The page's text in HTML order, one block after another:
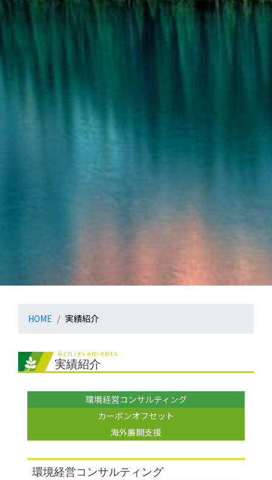
HOME 実績紹介
Achievements
実績紹介
環境経営コンサルティング
カーボンオフセット
海外展開支援
環境経営コンサルティング